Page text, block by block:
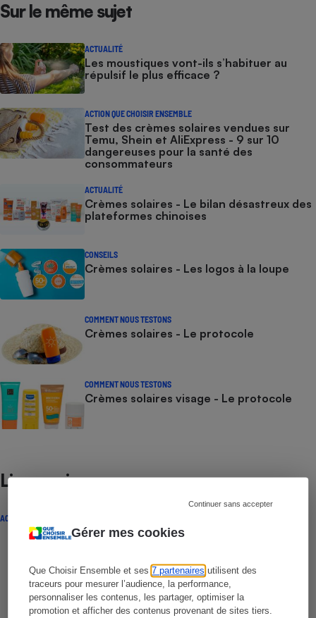
Gérer mes cookies
Que Choisir Ensemble et ses7 partenaires utilisent des
traceurs pour mesurer l’audience, la performance,
personnaliser les contenus, les partager, optimiser la
promotion et afficher des contenus provenant de sites tiers.
Continuer sans accepter
Sur le même sujet
ACTUALITÉ
Les moustiques vont-ils s’habituer au
répulsif le plus efficace ?
ACTION QUE CHOISIR ENSEMBLE
Test des crèmes solaires vendues sur
Temu, Shein et AliExpress - 9 sur 10
dangereuses pour la santé des
consommateurs
ACTUALITÉ
Crèmes solaires - Le bilan désastreux des
plateformes chinoises
CONSEILS
Crèmes solaires - Les logos à la loupe
COMMENT NOUS TESTONS
Crèmes solaires - Le protocole
COMMENT NOUS TESTONS
Crèmes solaires visage - Le protocole
Lire aussi
ACTUALITÉ